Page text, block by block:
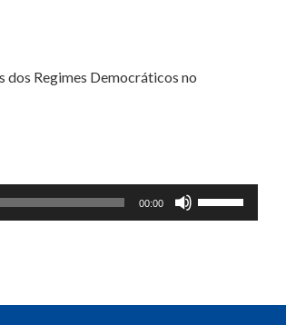
dos Regimes Democráticos no
00:00
Use
as